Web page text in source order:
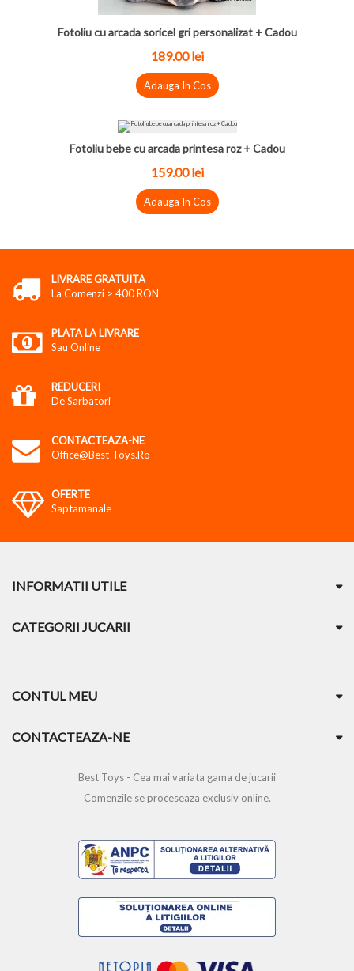
Fotoliu cu arcada soricel gri personalizat + Cadou
189.00 lei
Adauga In Cos
Fotoliu bebe cu arcada printesa roz + Cadou
159.00 lei
Adauga In Cos
LIVRARE GRATUITA
La Comenzi > 400 RON
PLATA LA LIVRARE
Sau Online
REDUCERI
De Sarbatori
CONTACTEAZA-NE
Office@best-Toys.ro
OFERTE
Saptamanale
INFORMATII UTILE
CATEGORII JUCARII
CONTUL MEU
CONTACTEAZA-NE
Best Toys - Cea mai variata gama de jucarii
Comenzile se proceseaza exclusiv online.